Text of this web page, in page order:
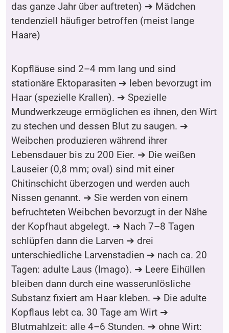
das ganze Jahr über auftreten) ➔ Mädchen
tendenziell häufiger betroffen (meist lange
Haare)
Kopfläuse sind 2–4 mm lang und sind
stationäre Ektoparasiten ➔ leben bevorzugt im
Haar (spezielle Krallen). ➔ Spezielle
Mundwerkzeuge ermöglichen es ihnen, den Wirt
zu stechen und dessen Blut zu saugen. ➔
Weibchen produzieren während ihrer
Lebensdauer bis zu 200 Eier. ➔ Die weißen
Lauseier (0,8 mm; oval) sind mit einer
Chitinschicht überzogen und werden auch
Nissen genannt. ➔ Sie werden von einem
befruchteten Weibchen bevorzugt in der Nähe
der Kopfhaut abgelegt. ➔ Nach 7–8 Tagen
schlüpfen dann die Larven ➔ drei
unterschiedliche Larvenstadien ➔ nach ca. 20
Tagen: adulte Laus (Imago). ➔ Leere Eihüllen
bleiben dann durch eine wasserunlösliche
Substanz fixiert am Haar kleben. ➔ Die adulte
Kopflaus lebt ca. 30 Tage am Wirt ➔
Blutmahlzeit: alle 4–6 Stunden. ➔ ohne Wirt: